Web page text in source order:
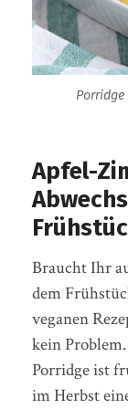
Apfel-
Braucht Ihr
dem
veganen
kein
Porridge ist
im Herbst